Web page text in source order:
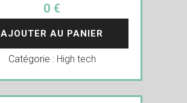
0 €
AJOUTER AU PANIER
Catégorie : High tech